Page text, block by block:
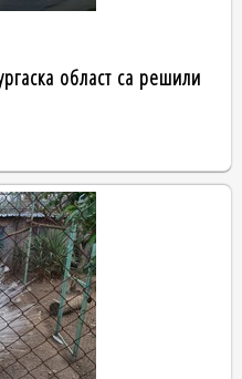
област са решили